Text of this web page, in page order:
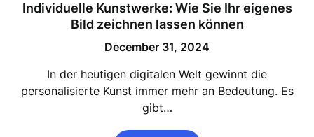
Individuelle Kunstwerke: Wie Sie Ihr eigenes
Bild zeichnen lassen können
December 31, 2024
In der heutigen digitalen Welt gewinnt die
personalisierte Kunst immer mehr an Bedeutung. Es
gibt…